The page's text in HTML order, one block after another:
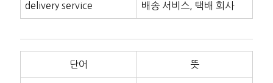
delivery service 배송 서비스, 택배 회사
단어 뜻